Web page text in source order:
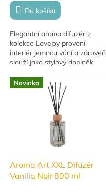
Do košíku
Elegantní aroma difuzér z
kolekce Lovejoy provoní
interiér jemnou vůní a zároveň
slouží jako stylový doplněk.
Obsah 50 ml je ideální pro
menší i středně velké
místnosti.
Novinka
Aroma Art XXL Difuzér
Vanilla Noir 800 ml